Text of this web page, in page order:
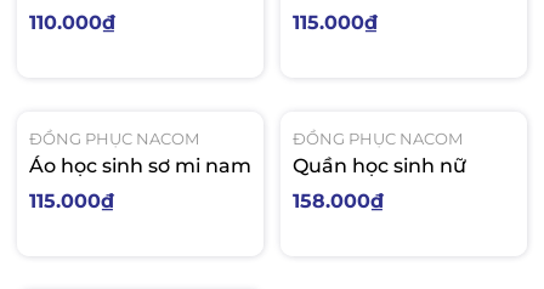
sọc trắng Poly
110.000₫
115.000₫
ĐỒNG PHỤC NACOM
Áo học sinh sơ mi nam
115.000₫
ĐỒNG PHỤC NACOM
Quần học sinh nữ
158.000₫